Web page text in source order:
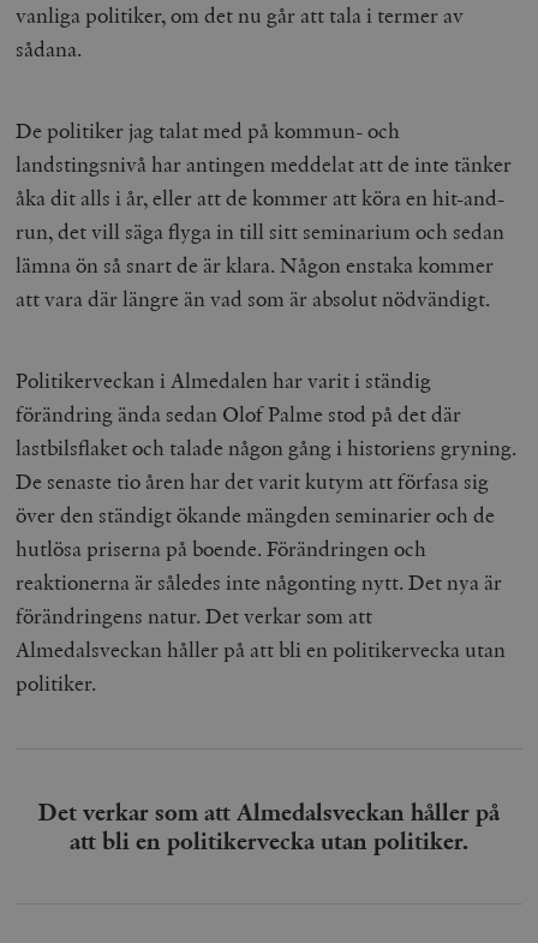
vanliga politiker, om det nu går att tala i termer av
sådana.
De politiker jag talat med på kommun- och
landstingsnivå har antingen meddelat att de inte tänker
åka dit alls i år, eller att de kommer att köra en hit-and-
run, det vill säga flyga in till sitt seminarium och sedan
lämna ön så snart de är klara. Någon enstaka kommer
att vara där längre än vad som är absolut nödvändigt.
Politikerveckan i Almedalen har varit i ständig
förändring ända sedan Olof Palme stod på det där
lastbilsflaket och talade någon gång i historiens gryning.
De senaste tio åren har det varit kutym att förfasa sig
över den ständigt ökande mängden seminarier och de
hutlösa priserna på boende. Förändringen och
reaktionerna är således inte någonting nytt. Det nya är
förändringens natur. Det verkar som att
Almedalsveckan håller på att bli en politikervecka utan
politiker.
Det verkar som att Almedalsveckan håller på
att bli en politikervecka utan politiker.